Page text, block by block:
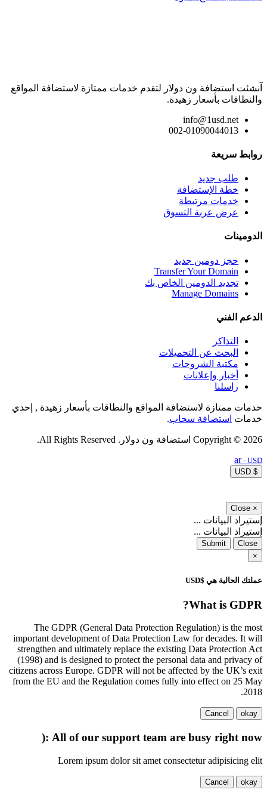
آنشئت استضافة ون دولار لتقدم خدمات ممتازة لاستضافة المواقع
والنطاقات بأسعار زهيدة.
info@1usd.net
002-01090044013
روابط سريعة
طلب جديد
خطة الإستضافة
خدمات مرتبطة
عرض عربة التسوق
الدومينات
حجز دومين جديد
Transfer Your Domain
تجديد الدومين الخاص بك
Manage Domains
الدعم الفني
التذاكر
البحث عن التحميلات
مكتبة الشروحات
أخبار وإعلانات
راسلنا
خدمات ممتازة لاستضافة المواقع والنطاقات بأسعار زهيدة , إحدي
خدمات استضافة سحاب.
Copyright © 2026 استضافة ون دولار. All Rights Reserved.
ar- USD
$ USD
×
Close
إستيراد البيانات ...
إستيراد البيانات ...
Close
Submit
×
عملتك الحالية هي $USD
What is GDPR?
The GDPR (General Data Protection Regulation) is the most
important development of Data Protection Law for decades. It will
strengthen and ultimately replace the existing Data Protection Act
(1998) and is designed to protect the personal data and privacy of
citizens across Europe. GDPR will not be affected by the UK’s exit
from the EU and the Regulation comes fully into effect on 25 May
2018.
okay
Cancel
All of our support team are busy right now :(
Lorem ipsum dolor sit amet consectetur adipisicing elit
okay
Cancel